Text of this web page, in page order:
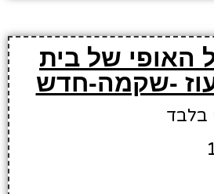
האופי של בית
-שקמה-חדש
בלבד